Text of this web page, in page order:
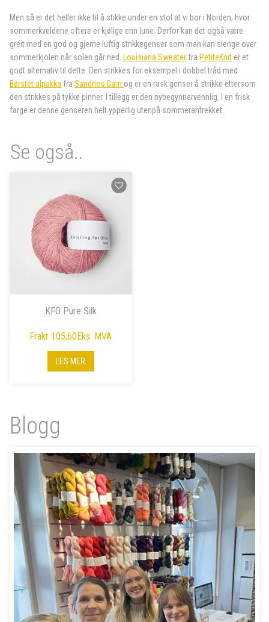
Men så er det heller ikke til å stikke under en stol at vi bor i Norden, hvor
sommerkveldene oftere er kjølige enn lune. Derfor kan det også være
greit med en god og gjerne luftig strikkegenser som man kan slenge over
sommerkjolen når solen går ned. Louisiana Sweater fra PetiteKnit er et
godt alternativ til dette. Den strikkes for eksempel i dobbel tråd med
Børstet alpakka fra Sandnes Garn og er en rask genser å strikke ettersom
den strikkes på tykke pinner. I tillegg er den nybegynnervennlig. I en frisk
farge er denne genseren helt ypperlig utenpå sommerantrekket.
Se også..
KFO Pure Silk
Frakr 105,60 Eks. MVA
LES MER
Blogg